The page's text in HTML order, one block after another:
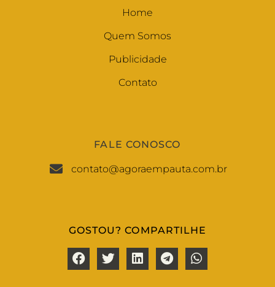
Home
Quem Somos
Publicidade
Contato
FALE CONOSCO
contato@agoraempauta.com.br
GOSTOU? COMPARTILHE